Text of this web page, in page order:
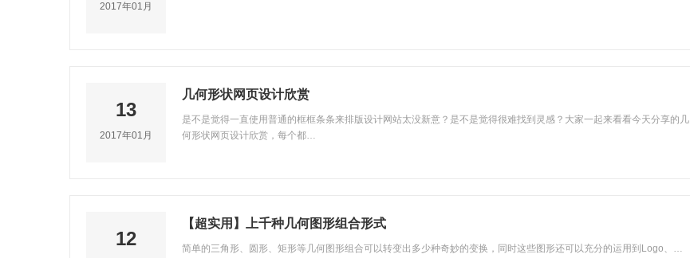
2017年01月
13
2017年01月
几何形状网页设计欣赏
是不是觉得一直使用普通的框框条条来排版设计网站太没新意？是不是觉得很难找到灵感？大家一起来看看今天分享的几
何形状网页设计欣赏，每个都…
12
【超实用】上千种几何图形组合形式
简单的三角形、圆形、矩形等几何图形组合可以转变出多少种奇妙的变换，同时这些图形还可以充分的运用到Logo、…